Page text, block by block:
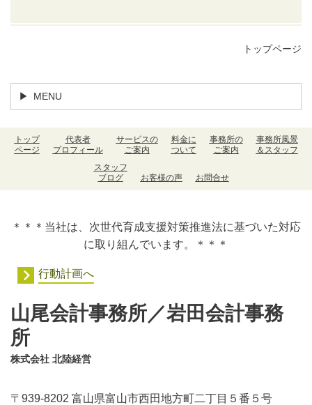
トップページ
MENU
トップ
ページ
代表者
プロフィール
サービスの
ご案内
料金に
ついて
事務所の
ご案内
事務所風景
＆スタッフ
スタッフ
ブログ
お客様の声 お問合せ
＊＊＊当社は、次世代育成支援対策推進法に基づいた対応
に取り組んでいます。＊＊＊
行動計画へ
山尾会計事務所／岩田会計事務
所
株式会社 北陸経営
〒939-8202 富山県富山市西田地方町二丁目５番５号